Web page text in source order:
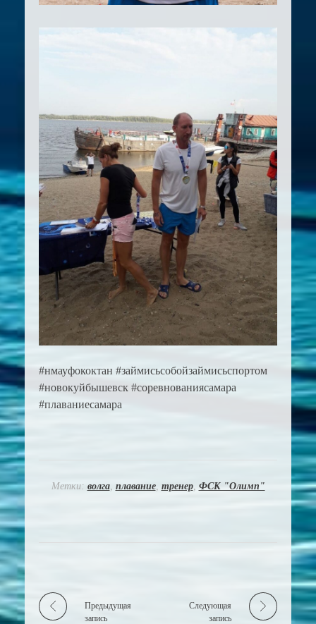
#нмауфококтан #займисьсобойзаймисьспортом
#новокуйбышевск #соревнованиясамара
#плаваниесамара
Метки: волга, плавание, тренер, ФСК "Олимп"
Предыдущая
запись
Следующая
запись